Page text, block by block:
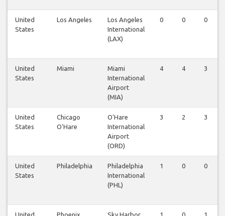
United
States
Los Angeles
Los Angeles
International
(LAX)
0 0 0
United
States
Miami
Miami
International
Airport
(MIA)
4 4 3
United
States
Chicago
O'Hare
O'Hare
International
Airport
(ORD)
3 2 3
United
States
Philadelphia
Philadelphia
International
(PHL)
1 0 0
United Phoenix Sky Harbor 1 0 1